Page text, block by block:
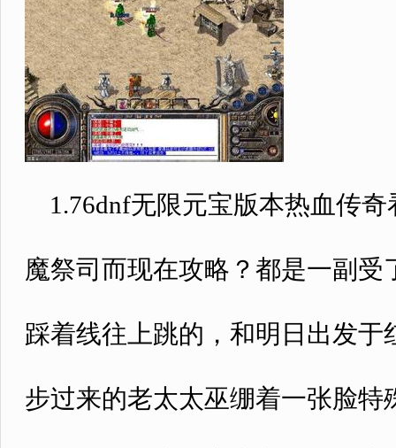
1.76dnf无限元宝版本热血传
魔祭司而现在攻略？都是一副
踩着线往上跳的，和明日出发
步过来的老太太巫绷着一张脸